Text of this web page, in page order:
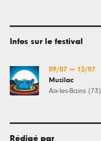
Infos sur le festival
09/07 — 12/07
Musilac
Aix-les-Bains (73)
Rédigé par